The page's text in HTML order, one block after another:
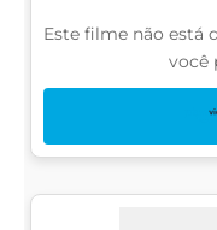
Este filme não está
você